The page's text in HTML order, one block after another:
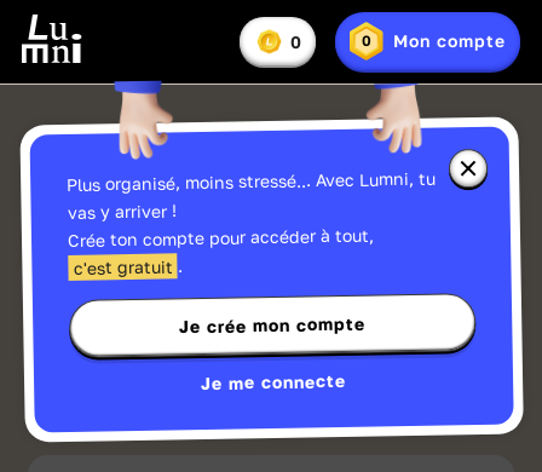
En
savoir
plus
les
Vous
avez
:
0
Lumniz
0 Mon compte
Fermer
la
fenêtre
Lumniz
Plus organisé, moins stressé... Avec Lumni, tu
vas y arriver !
Crée ton compte pour accéder à tout,
c'est gratuit .
Je crée mon compte
Je me connecte